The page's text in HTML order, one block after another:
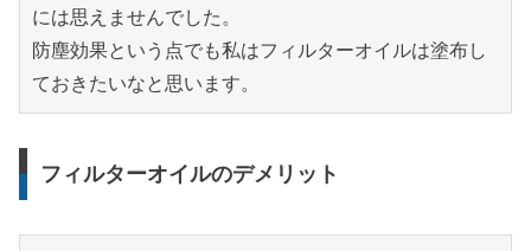
には思えませんでした。
防塵効果という点でも私はフィルターオイルは塗布し
ておきたいなと思います。
フィルターオイルのデメリット